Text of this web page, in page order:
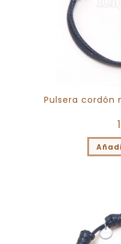
Pulsera cordón